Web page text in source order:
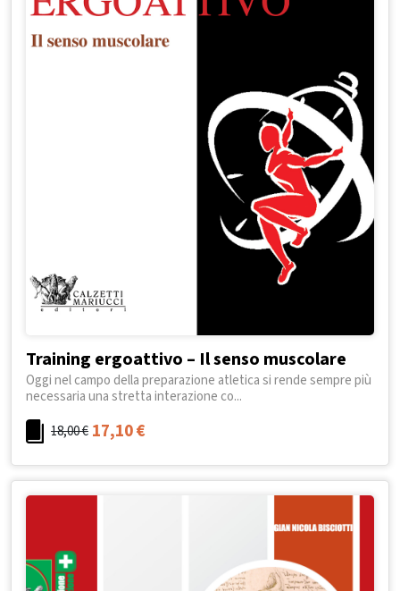
Training ergoattivo – Il senso muscolare
Oggi nel campo della preparazione atletica si rende sempre più
necessaria una stretta interazione co...
18,00€ 17,10€